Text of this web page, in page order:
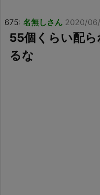
675: 名無しさん 2020/
55個くらい配
るな